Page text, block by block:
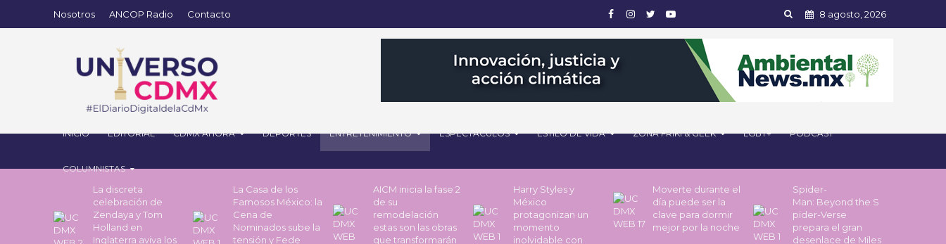
Nosotros ANCOP Radio Contacto 8 agosto, 2026
INICIO EDITORIAL CDMX AHORA DEPORTES ENTRETENIMIENTO ESPECTÁCULOS ESTILO DE VIDA ZONA FRIKI & GEEK LGBT+ PODCAST
COLUMNISTAS
La discreta
celebración de
Zendaya y Tom
Holland en
Inglaterra aviva los
La Casa de los
Famosos México: la
Cena de
Nominados sube la
tensión y Fede
AICM inicia la fase 2
de su
remodelación
estas son las obras
que transformarán
Harry Styles y
México
protagonizan un
momento
inolvidable con
Moverte durante el
día puede ser la
clave para dormir
mejor por la noche
Spider-
Man: Beyond the S
pider-Verse
prepara el gran
desenlace de Miles